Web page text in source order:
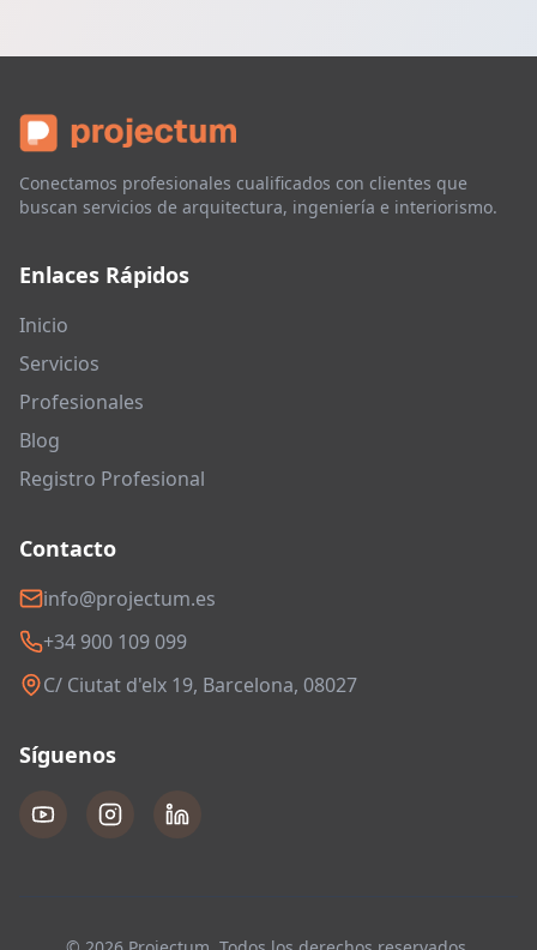
Conectamos profesionales cualificados con clientes que
buscan servicios de arquitectura, ingeniería e interiorismo.
Enlaces Rápidos
Inicio
Servicios
Profesionales
Blog
Registro Profesional
Contacto
info@projectum.es
+34 900 109 099
C/ Ciutat d'elx 19, Barcelona, 08027
Síguenos